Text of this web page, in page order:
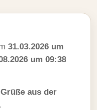
31.03.2026 um
um 09:38
Grüße aus der